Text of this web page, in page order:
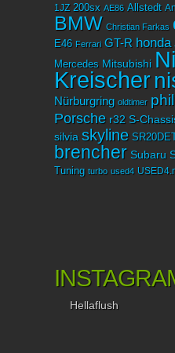
1JZ 200sx AE86 Allstedt
BMW Christian Farkas
E46 Ferrari GT-R honda
Mercedes Mitsubishi
Kreischer
Nürburgring oldtimer
Porsche r32 S-
silvia skyline
brencher Subaru
Tuning turbo used4
Hellaflush